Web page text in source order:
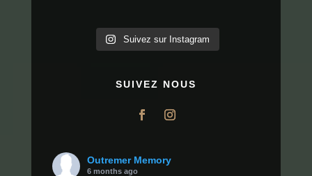
Suivez sur Instagram
SUIVEZ NOUS
Outremer Memory
6 months ago